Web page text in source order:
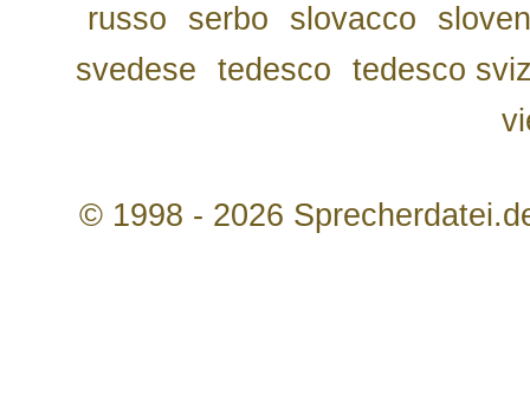
russo
serbo slovacco
svedese
tedesco
tedesco
© 1998 - 2026